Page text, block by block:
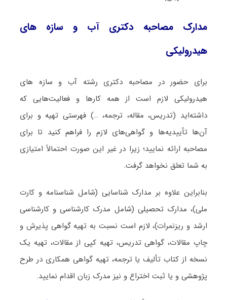
مدارک مصاحبه دکتری آب و سازه‎‌ های
هیدرولیکی
برای حضور در مصاحبه دکتری رشته آب و سازه‎‌ های
هیدرولیکی لازم است از همه کارها و فعالیت‌هایی که
داشته‌اید (تدریس، مقاله، ترجمه، …) فهرستی تهیه و برای
آن‌ها تأییدیه‌ها و گواهی‌های لازم را فراهم کنید تا برای
مصاحبه ارائه نمایید؛ زیرا در غیر این صورت احتمالاً امتیازی
به شما تعلق نخواهد گرفت.
بنابراین علاوه بر مدارک شناسایی (شامل شناسنامه و کارت
ملی)، مدارک تحصیلی (شامل مدرک کارشناسی و کارشناسی
ارشد و ریزنمرات)، لازم است نسبت به تهیه گواهی پذیرش و
چاپ مقالات، گواهی تدریس، تهیه کپی از مقالات، تهیه یک
نسخه از کتاب تألیف یا ترجمه، تهیه گواهی همکاری در طرح
پژوهشی و یا ثبت اختراع و نیز مدرک زبان اقدام نمایید.